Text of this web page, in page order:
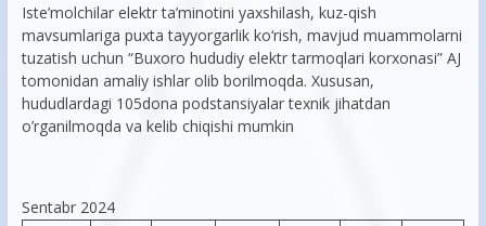
Iste’molchilar elektr ta’minotini yaxshilash, kuz-qish
mavsumlariga puxta tayyorgarlik ko‘rish, mavjud muammolarni
tuzatish uchun “Buxoro hududiy elektr tarmoqlari korxonasi” AJ
tomonidan amaliy ishlar olib borilmoqda. Xususan,
hududlardagi 105dona podstansiyalar texnik jihatdan
o’rganilmoqda va kelib chiqishi mumkin
Sentabr 2024